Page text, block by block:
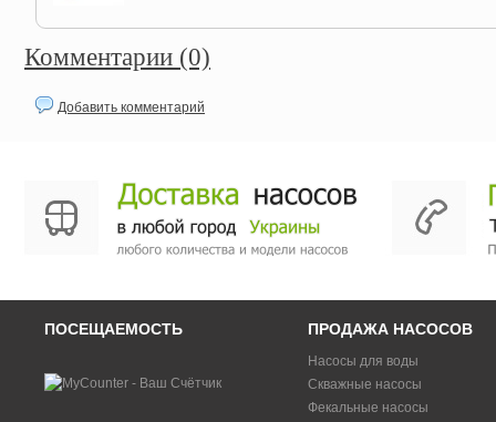
Комментарии (0)
Добавить комментарий
ПОСЕЩАЕМОСТЬ ПРОДАЖА НАСОСОВ
Насосы для воды
Скважные насосы
Фекальные насосы